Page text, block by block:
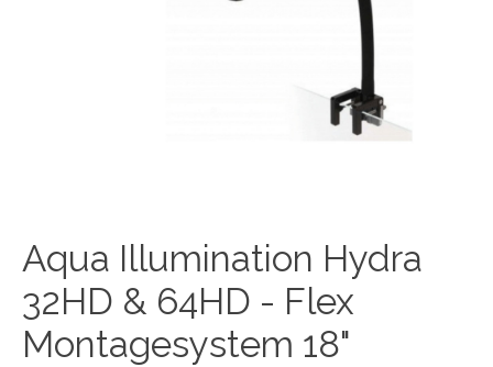
Aqua Illumination Hydra
32HD & 64HD - Flex
Montagesystem 18"